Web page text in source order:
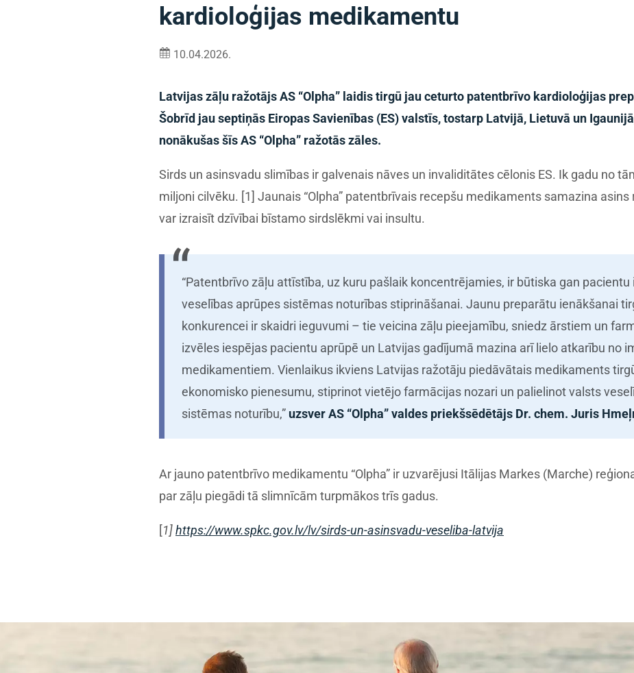
kardioloģijas medikamentu
10.04.2026.
Latvijas zāļu ražotājs AS “Olpha” laidis tirgū jau ceturto patentbrīvo kardioloģijas
Šobrīd jau septiņās Eiropas Savienības (ES) valstīs, tostarp Latvijā, Lietuvā un
nonākušas šīs AS “Olpha” ražotās zāles.
Sirds un asinsvadu slimības ir galvenais nāves un invaliditātes cēlonis ES. Ik gadu no
miljoni cilvēku. [1] Jaunais “Olpha” patentbrīvais recepšu medikaments samazina
var izraisīt dzīvībai bīstamo sirdslēkmi vai insultu.
“Patentbrīvo zāļu attīstība, uz kuru pašlaik koncentrējamies, ir būtiska gan
veselības aprūpes sistēmas noturības stiprināšanai. Jaunu preparātu ienākšanai
konkurencei ir skaidri ieguvumi – tie veicina zāļu pieejamību, sniedz ārstiem un
izvēles iespējas pacientu aprūpē un Latvijas gadījumā mazina arī lielo atkarību no
medikamentiem. Vienlaikus ikviens Latvijas ražotāju piedāvātais medikaments
ekonomisko pienesumu, stiprinot vietējo farmācijas nozari un palielinot valsts
sistēmas noturību,” uzsver AS “Olpha” valdes priekšsēdētājs Dr. chem. Juris
Ar jauno patentbrīvo medikamentu “Olpha” ir uzvarējusi Itālijas Markes (Marche)
par zāļu piegādi tā slimnīcām turpmākos trīs gadus.
[1]https://www.spkc.gov.lv/lv/sirds-un-asinsvadu-veseliba-latvija